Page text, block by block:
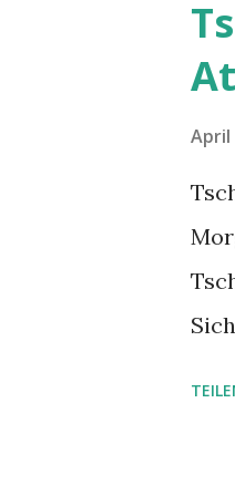
der
April